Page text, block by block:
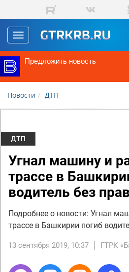
Перейти к основному содержанию
Toggle
navigation
Предложить новость
Новости ДТП
ДТП
Угнал машину и
трассе в
водитель без прав
Подробнее о новости: Угнал
трассе в Башкирии погиб
13 сентября 2019, 10:37 ГТРК